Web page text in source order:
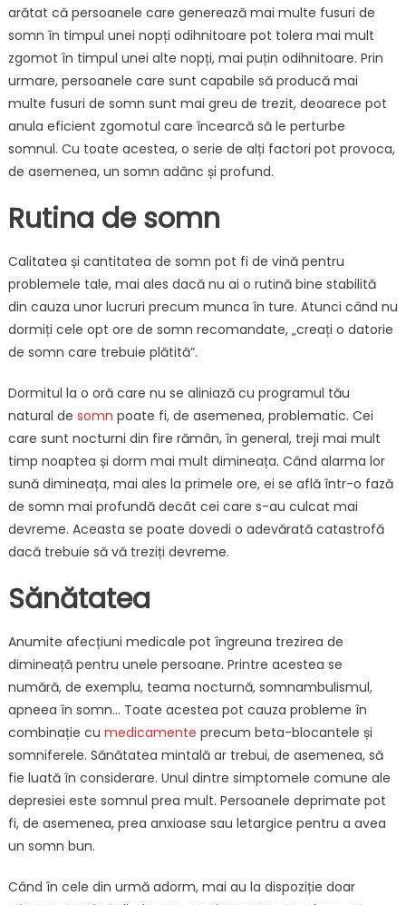
arătat că persoanele care generează mai multe fusuri de
somn în timpul unei nopți odihnitoare pot tolera mai mult
zgomot în timpul unei alte nopți, mai puțin odihnitoare. Prin
urmare, persoanele care sunt capabile să producă mai
multe fusuri de somn sunt mai greu de trezit, deoarece pot
anula eficient zgomotul care încearcă să le perturbe
somnul. Cu toate acestea, o serie de alți factori pot provoca,
de asemenea, un somn adânc și profund.
Rutina de somn
Calitatea și cantitatea de somn pot fi de vină pentru
problemele tale, mai ales dacă nu ai o rutină bine stabilită
din cauza unor lucruri precum munca în ture. Atunci când nu
dormiți cele opt ore de somn recomandate, „creați o datorie
de somn care trebuie plătită”.
Dormitul la o oră care nu se aliniază cu programul tău
natural de somn poate fi, de asemenea, problematic. Cei
care sunt nocturni din fire rămân, în general, treji mai mult
timp noaptea și dorm mai mult dimineața. Când alarma lor
sună dimineața, mai ales la primele ore, ei se află într-o fază
de somn mai profundă decât cei care s-au culcat mai
devreme. Aceasta se poate dovedi o adevărată catastrofă
dacă trebuie să vă treziți devreme.
Sănătatea
Anumite afecțiuni medicale pot îngreuna trezirea de
dimineață pentru unele persoane. Printre acestea se
numără, de exemplu, teama nocturnă, somnambulismul,
apneea în somn… Toate acestea pot cauza probleme în
combinație cu medicamente precum beta-blocantele și
somniferele. Sănătatea mintală ar trebui, de asemenea, să
fie luată în considerare. Unul dintre simptomele comune ale
depresiei este somnul prea mult. Persoanele deprimate pot
fi, de asemenea, prea anxioase sau letargice pentru a avea
un somn bun.
Când în cele din urmă adorm, mai au la dispoziție doar